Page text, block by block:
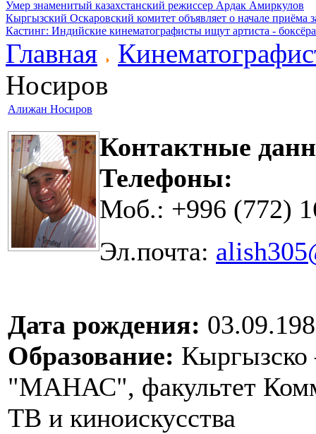
Умер знаменитый казахстанский режиссер Ардак Амиркулов
Кыргызский Оскаровский комитет объявляет о начале приёма
Кастинг: Индийские кинематографисты ищут артиста -
Главная
Носиров
Алижан Носиров
Контактные
Телефоны:
Моб.: +996 (772)
Эл.почта:
Дата рождения:
Образование: Кыргызско
"МАНАС", факультет
ТВ и киноискусства